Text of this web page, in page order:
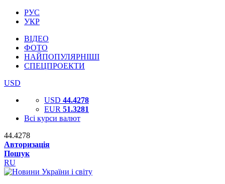
РУС
УКР
ВІДЕО
ФОТО
НАЙПОПУЛЯРНІШІ
СПЕЦПРОЕКТИ
USD
USD 44.4278
EUR 51.3281
Всі курси валют
44.4278
Авторизація
Пошук
RU